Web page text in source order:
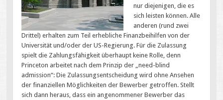
nur diejenigen, die es
sich leisten können. Alle
anderen (rund zwei
Drittel) erhalten zum Teil erhebliche Finanzbeihilfen von der
Universität und/oder der US-Regierung. Für die Zulassung
spielt die Zahlungsfähigkeit überhaupt keine Rolle, denn
Princeton arbeitet nach dem Prinzip der „need-blind
admission“: Die Zulassungsentscheidung wird ohne Ansehen
der finanziellen Möglichkeiten der Bewerber getroffen. Stellt
sich dann heraus, dass ein angenommener Bewerber das